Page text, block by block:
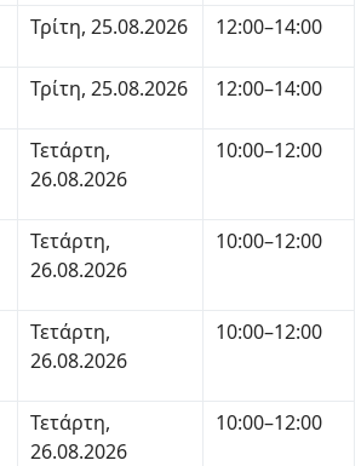
Τρίτη, 25.08.2026 12:00–14:00
Τρίτη, 25.08.2026 12:00–14:00
Τετάρτη,
26.08.2026
10:00–12:00
Τετάρτη,
26.08.2026
10:00–12:00
Τετάρτη,
26.08.2026
10:00–12:00
Τετάρτη,
26.08.2026
10:00–12:00